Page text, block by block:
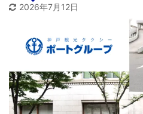
2026年7月12日